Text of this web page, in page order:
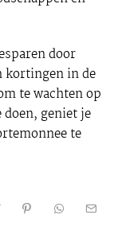
door
kortingen in de
te wachten op
doen, geniet je
te